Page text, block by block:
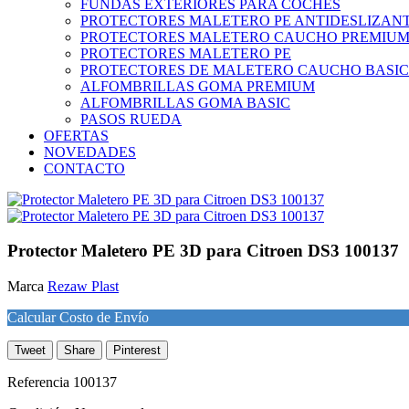
FUNDAS EXTERIORES PARA COCHES
PROTECTORES MALETERO PE
PROTECTORES MALETERO CAUCHO PREMIUM
PROTECTORES MALETERO PE
PROTECTORES DE MALETERO CAUCHO BASIC
ALFOMBRILLAS GOMA PREMIUM
ALFOMBRILLAS GOMA BASIC
PASOS RUEDA
OFERTAS
NOVEDADES
CONTACTO
Protector Maletero PE 3D para Citroen DS3 100137
Marca Rezaw Plast
Calcular Costo de Envío
Tweet Share Pinterest
Referencia 100137